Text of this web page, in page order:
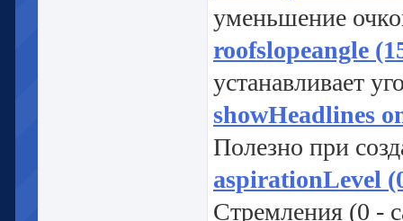
уменьшение
roofslopeangle
устанавливает
showHeadlines
Полезно при
aspirationLevel
Стремления (0 -